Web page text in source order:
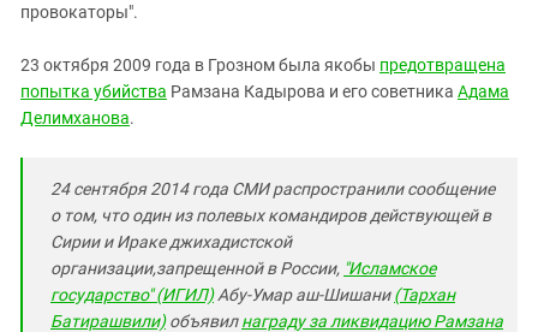
провокаторы".
23 октября 2009 года в Грозном была якобы предотвращена
попытка убийства Рамзана Кадырова и его советника Адама
Делимханова.
24 сентября 2014 года СМИ распространили сообщение
о том, что один из полевых командиров действующей в
Сирии и Ираке джихадистской
организации,запрещенной в России, "Исламское
государство" (ИГИЛ)Абу-Умар аш-Шишани(Тархан
Батирашвили)объявилнаграду за ликвидацию Рамзана